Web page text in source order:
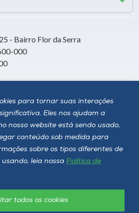
para tornar suas interações
Eles nos ajudam a
nosso website está sendo usado,
conteúdo sob medida para
sobre os tipos diferentes de
leia nossa Política de
todos os cookies
- Bairro Flor da Serra
000